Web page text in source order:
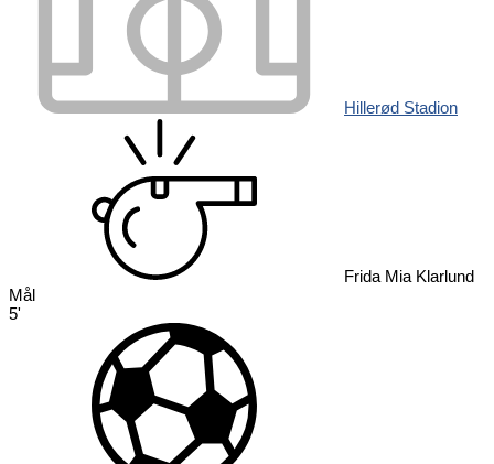
Hillerød Stadion
Frida Mia Klarlund
Mål
5'